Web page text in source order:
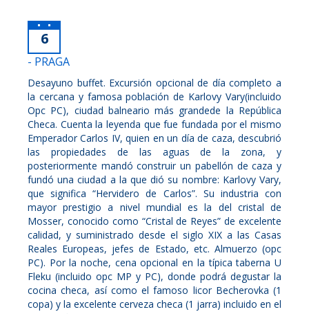
6
- PRAGA
Desayuno buffet. Excursión opcional de día completo a
la cercana y famosa población de Karlovy Vary(incluido
Opc PC), ciudad balneario más grandede la República
Checa. Cuenta la leyenda que fue fundada por el mismo
Emperador Carlos IV, quien en un día de caza, descubrió
las propiedades de las aguas de la zona, y
posteriormente mandó construir un pabellón de caza y
fundó una ciudad a la que dió su nombre: Karlovy Vary,
que significa “Hervidero de Carlos”. Su industria con
mayor prestigio a nivel mundial es la del cristal de
Mosser, conocido como “Cristal de Reyes” de excelente
calidad, y suministrado desde el siglo XIX a las Casas
Reales Europeas, jefes de Estado, etc. Almuerzo (opc
PC). Por la noche, cena opcional en la típica taberna U
Fleku (incluido opc MP y PC), donde podrá degustar la
cocina checa, así como el famoso licor Becherovka (1
copa) y la excelente cerveza checa (1 jarra) incluido en el